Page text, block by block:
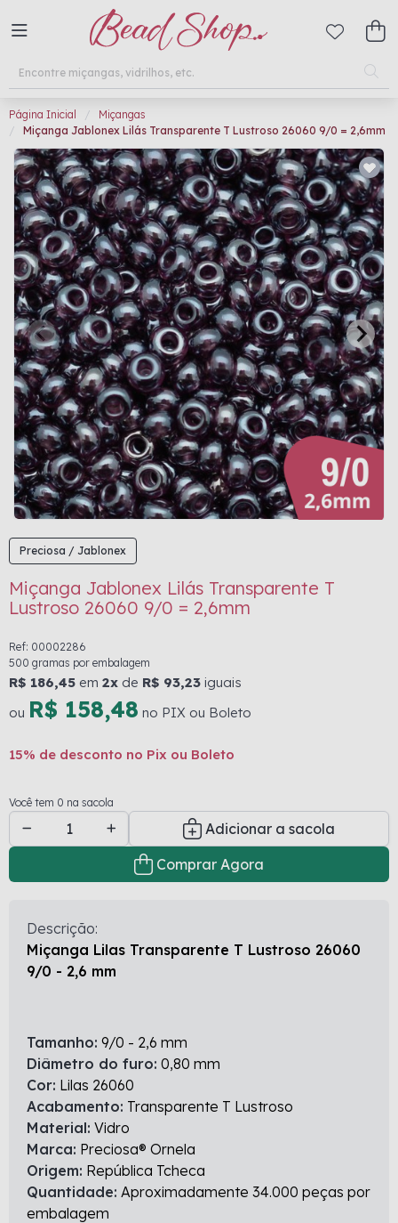
Página Inicial
Miçangas
Miçanga Jablonex Lilás Transparente T Lustroso 26060 9/0 = 2,6mm
Preciosa / Jablonex
Miçanga Jablonex Lilás Transparente T
Lustroso 26060 9/0 = 2,6mm
Ref: 00002286
500 gramas por embalagem
R$ 186,45 em 2x de R$ 93,23 iguais
ou R$ 158,48 no PIX ou Boleto
15% de desconto no Pix ou Boleto
Você tem 0 na sacola
Adicionar a sacola
Comprar Agora
Descrição:
Miçanga Lilas Transparente T Lustroso 26060
9/0 - 2,6 mm
Tamanho: 9/0 - 2,6 mm
Diâmetro do furo: 0,80 mm
Cor: Lilas 26060
Acabamento: Transparente T Lustroso
Material: Vidro
Marca: Preciosa® Ornela
Origem: República Tcheca
Quantidade: Aproximadamente 34.000 peças por
embalagem